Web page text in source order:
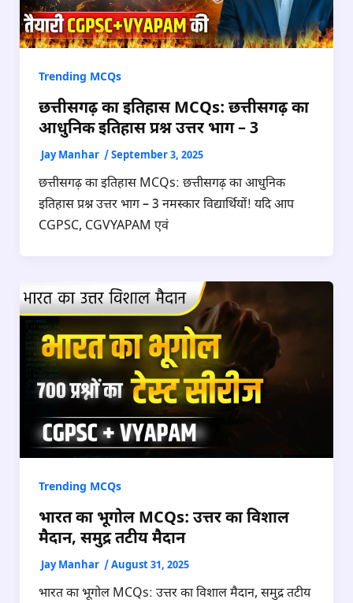
Trending MCQs
छत्तीसगढ़ का इतिहास MCQs: छत्तीसगढ़ का
आधुनिक इतिहास प्रश्न उत्तर भाग – 3
Jay Manhar /September 3, 2025
छत्तीसगढ़ का इतिहास MCQs: छत्तीसगढ़ का आधुनिक
इतिहास प्रश्न उत्तर भाग – 3 नमस्कार विद्यार्थियों! यदि आप
CGPSC, CGVYAPAM एवं
Trending MCQs
भारत का भूगोल MCQs: उत्तर का विशाल
मैदान, समुद्र तटीय मैदान
Jay Manhar /August 31, 2025
भारत का भूगोल MCQs: उत्तर का विशाल मैदान, समुद्र तटीय